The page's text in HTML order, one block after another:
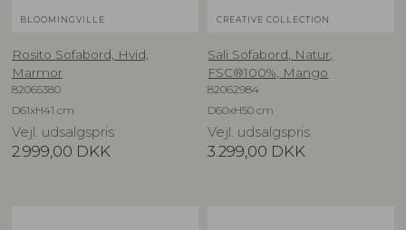
BLOOMINGVILLE
Rosito Sofabord, Hvid,
Marmor
82065380
D61xH41 cm
Vejl. udsalgspris
2.999,00 DKK
CREATIVE COLLECTION
Sali Sofabord, Natur,
FSC®100%, Mango
82062984
D60xH50 cm
Vejl. udsalgspris
3.299,00 DKK